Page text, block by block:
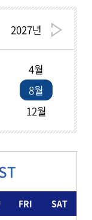
2027년
4월
8월
12월
FRI SAT